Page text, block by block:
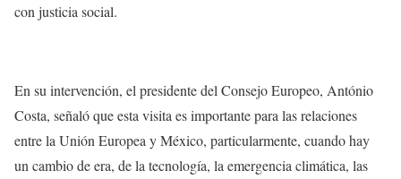
con justicia social.
En su intervención, el presidente del Consejo Europeo, António
Costa, señaló que esta visita es importante para las relaciones
entre la Unión Europea y México, particularmente, cuando hay
un cambio de era, de la tecnología, la emergencia climática, las